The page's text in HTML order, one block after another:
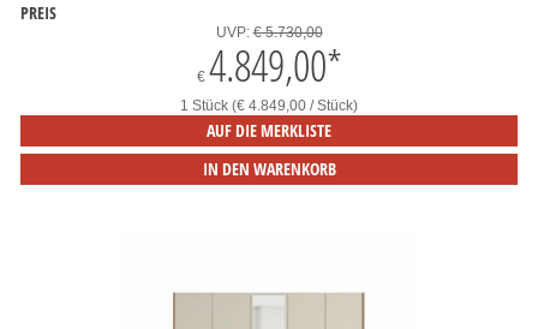
PREIS
UVP:€ 5.730,00
€ 4.849,00*
1 Stück (€ 4.849,00 / Stück)
AUF DIE MERKLISTE
IN DEN WARENKORB